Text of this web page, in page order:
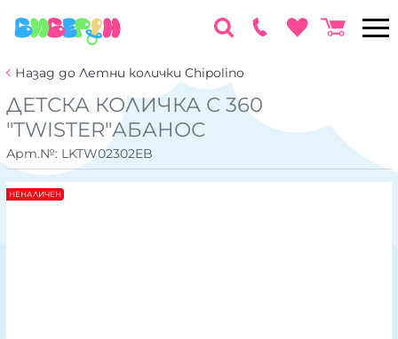
Назад до Летни колички Chipolino
ДЕТСКА КОЛИЧКА С 360
"TWISTER"АБАНОС
Арт.№: LKTW02302EB
НЕНАЛИЧЕН